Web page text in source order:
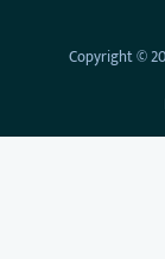
Copyright ©